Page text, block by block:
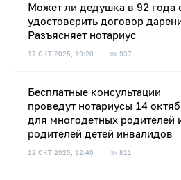
Может ли дедушка в 92 года
удостоверить договор
Разъясняет нотариус
17 ОКТ 2025, 19:20 937
Бесплатные консультации
проведут нотариусы 14
для многодетных родителей
родителей детей инвалидов
12 ОКТ 2025, 12:40 811